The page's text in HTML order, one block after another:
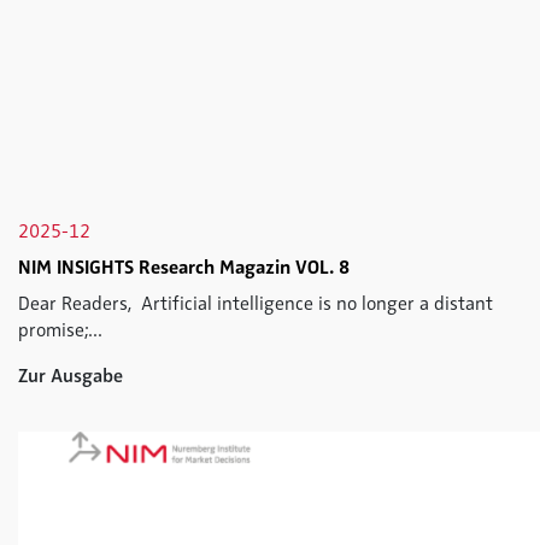
2025-12
NIM INSIGHTS Research Magazin VOL. 8
Dear Readers, Artificial intelligence is no longer a distant
promise;...
Zur Ausgabe